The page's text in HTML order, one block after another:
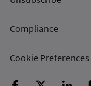
Compliance
Cookie Preferences